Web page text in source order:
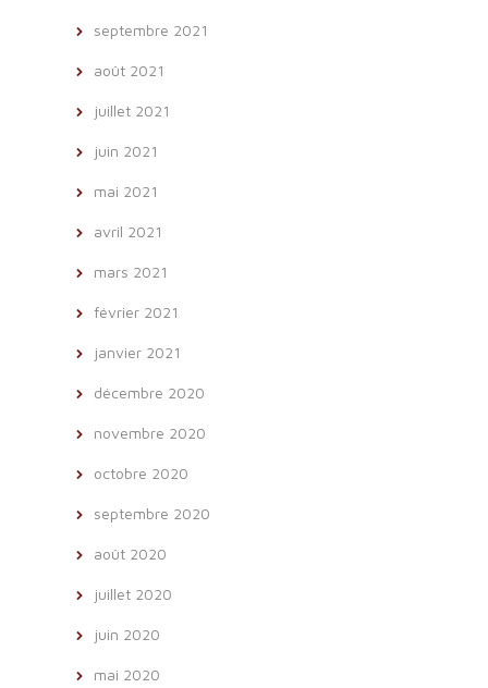
septembre 2021
août 2021
juillet 2021
juin 2021
mai 2021
avril 2021
mars 2021
février 2021
janvier 2021
décembre 2020
novembre 2020
octobre 2020
septembre 2020
août 2020
juillet 2020
juin 2020
mai 2020